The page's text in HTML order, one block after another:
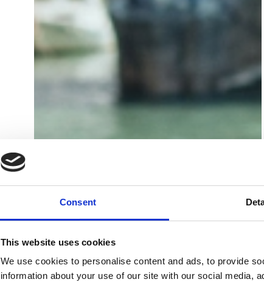
Consent
This website uses cookies
We use cookies to personalise content and ads, to provide
information about your use of our site with our social media,
VIŠE INFORMACIJA
VIŠE INFORMACIJA
VIŠE INFORMACIJA